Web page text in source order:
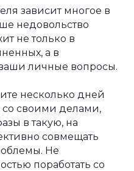
зависит многое в
недовольство
не только в
а в
личные вопросы.
несколько дней
со своими делами,
в такую, на
совмещать
Не
поработать со